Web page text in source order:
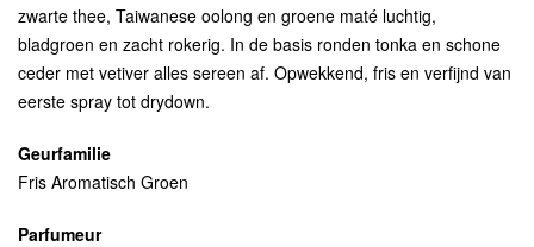
zwarte thee, Taiwanese oolong en groene maté luchtig,
bladgroen en zacht rokerig. In de basis ronden tonka en schone
ceder met vetiver alles sereen af. Opwekkend, fris en verfijnd van
eerste spray tot drydown.
Geurfamilie
Fris Aromatisch Groen
Parfumeur